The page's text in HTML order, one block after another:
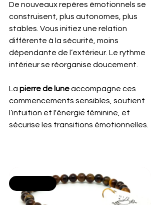
De nouveaux repères émotionnels se
construisent, plus autonomes, plus
stables. Vous initiez une relation
différente à la sécurité, moins
dépendante de l’extérieur. Le rythme
intérieur se réorganise doucement.
La pierre de lune accompagne ces
commencements sensibles, soutient
l’intuition et l'énergie féminine, et
sécurise les transitions émotionnelles.